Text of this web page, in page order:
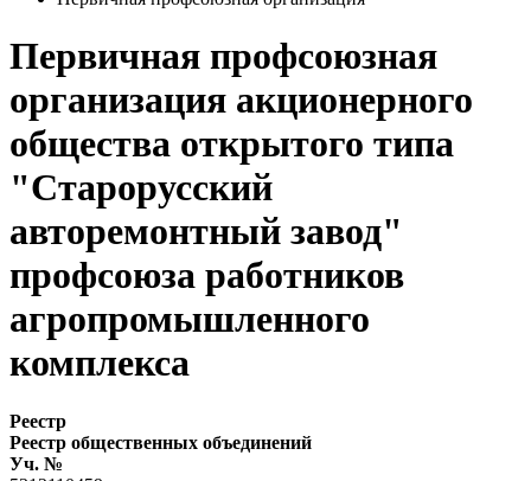
Первичная профсоюзная
организация акционерного
общества открытого типа
"Старорусский
авторемонтный завод"
профсоюза работников
агропромышленного
комплекса
Реестр
Реестр общественных объединений
Уч. №